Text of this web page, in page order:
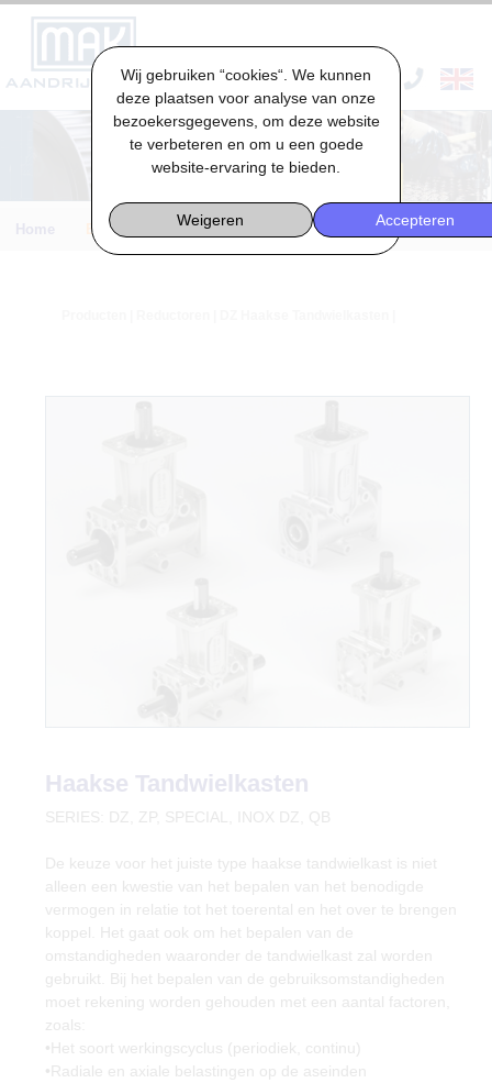
Wij gebruiken “cookies“. We kunnen
deze plaatsen voor analyse van onze
bezoekersgegevens, om deze website
te verbeteren en om u een goede
website-ervaring te bieden.
Weigeren Accepteren
VACATURES & STAGES
Engineering
Haakse Tandwielkasten
SERIES: DZ, ZP, SPECIAL, INOX DZ, QB
De keuze voor het juiste type haakse tandwielkast is niet
alleen een kwestie van het bepalen van het benodigde
vermogen in relatie tot het toerental en het over te brengen
koppel. Het gaat ook om het bepalen van de
omstandigheden waaronder de tandwielkast zal worden
gebruikt. Bij het bepalen van de gebruiksomstandigheden
moet rekening worden gehouden met een aantal factoren,
zoals:
•Het soort werkingscyclus (periodiek, continu)
•Radiale en axiale belastingen op de aseinden